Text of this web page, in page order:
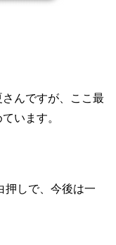
んですが、ここ最
います。
押しで、今後は一